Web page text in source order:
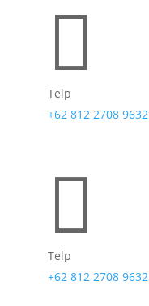

Telp
+62 812 2708 9632

Telp
+62 812 2708 9632